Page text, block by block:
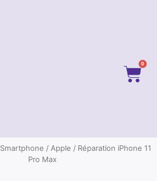
0
Smartphone / Apple / Réparation iPhone 11
Pro Max